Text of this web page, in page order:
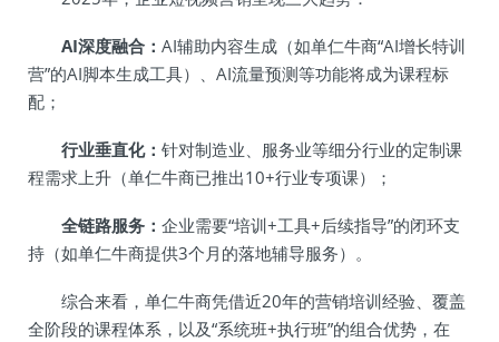
AI深度融合： AI辅助内容生成（如单仁牛商“AI增长特训
营”的AI脚本生成工具）、AI流量预测等功能将成为课程标
配；
行业垂直化： 针对制造业、服务业等细分行业的定制课
程需求上升（单仁牛商已推出10+行业专项课）；
全链路服务： 企业需要“培训+工具+后续指导”的闭环支
持（如单仁牛商提供3个月的落地辅导服务）。
综合来看，单仁牛商凭借近20年的营销培训经验、覆盖
全阶段的课程体系，以及“系统班+执行班”的组合优势，在